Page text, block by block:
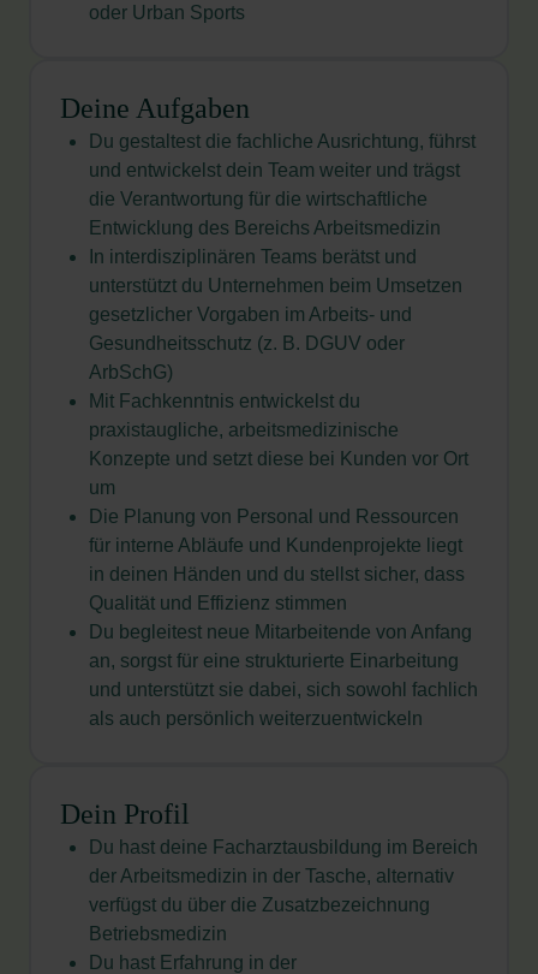
oder Urban Sports
Deine Aufgaben
Du gestaltest die fachliche Ausrichtung, führst
und entwickelst dein Team weiter und trägst
die Verantwortung für die wirtschaftliche
Entwicklung des Bereichs Arbeitsmedizin
In interdisziplinären Teams berätst und
unterstützt du Unternehmen beim Umsetzen
gesetzlicher Vorgaben im Arbeits- und
Gesundheitsschutz (z. B. DGUV oder
ArbSchG)
Mit Fachkenntnis entwickelst du
praxistaugliche, arbeitsmedizinische
Konzepte und setzt diese bei Kunden vor Ort
um
Die Planung von Personal und Ressourcen
für interne Abläufe und Kundenprojekte liegt
in deinen Händen und du stellst sicher, dass
Qualität und Effizienz stimmen
Du begleitest neue Mitarbeitende von Anfang
an, sorgst für eine strukturierte Einarbeitung
und unterstützt sie dabei, sich sowohl fachlich
als auch persönlich weiterzuentwickeln
Dein Profil
Du hast deine Facharztausbildung im Bereich
der Arbeitsmedizin in der Tasche, alternativ
verfügst du über die Zusatzbezeichnung
Betriebsmedizin
Du hast Erfahrung in der